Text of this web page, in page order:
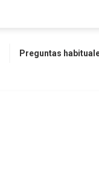
Preguntas